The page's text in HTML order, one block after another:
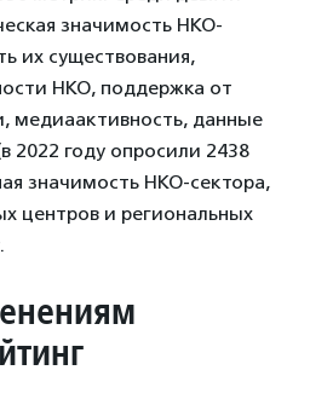
значимость НКО-
их существования,
НКО, поддержка от
медиаактивность, данные
2022 году опросили 2438
значимость НКО-сектора,
центров и региональных